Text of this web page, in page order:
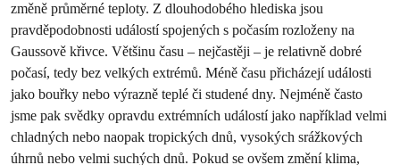
změně průměrné teploty. Z dlouhodobého hlediska jsou
pravděpodobnosti událostí spojených s počasím rozloženy na
Gaussově křivce. Většinu času – nejčastěji – je relativně dobré
počasí, tedy bez velkých extrémů. Méně času přicházejí události
jako bouřky nebo výrazně teplé či studené dny. Nejméně často
jsme pak svědky opravdu extrémních událostí jako například velmi
chladných nebo naopak tropických dnů, vysokých srážkových
úhrnů nebo velmi suchých dnů. Pokud se ovšem změní klima,